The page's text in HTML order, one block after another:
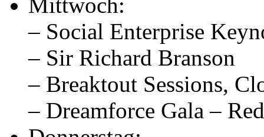
– Social Enterprise
– Sir Richard Branson
– Breaktout Sessions,
– Dreamforce Gala –